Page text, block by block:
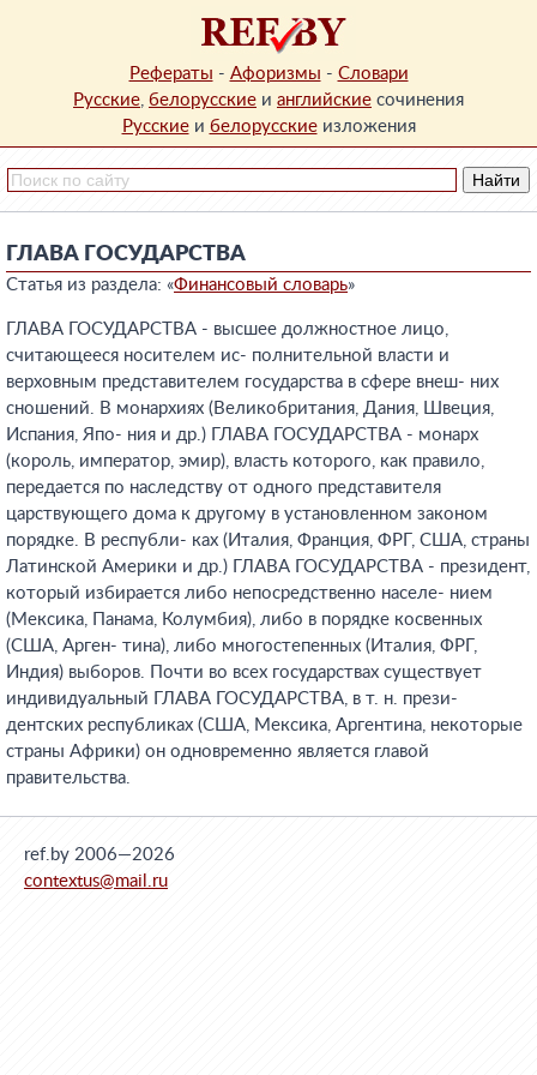
Рефераты - Афоризмы - Словари
Русские, белорусские и английские сочинения
Русскиеи белорусскиеизложения
ГЛАВА ГОСУДАРСТВА
Статья из раздела: «Финансовый словарь»
ГЛАВА ГОСУДАРСТВА - высшее должностное лицо,
считающееся носителем ис- полнительной власти и
верховным представителем государства в сфере внеш- них
сношений. В монархиях (Великобритания, Дания, Швеция,
Испания, Япо- ния и др.) ГЛАВА ГОСУДАРСТВА - монарх
(король, император, эмир), власть которого, как правило,
передается по наследству от одного представителя
царствующего дома к другому в установленном законом
порядке. В республи- ках (Италия, Франция, ФРГ, США, страны
Латинской Америки и др.) ГЛАВА ГОСУДАРСТВА - президент,
который избирается либо непосредственно населе- нием
(Мексика, Панама, Колумбия), либо в порядке косвенных
(США, Арген- тина), либо многостепенных (Италия, ФРГ,
Индия) выборов. Почти во всех государствах существует
индивидуальный ГЛАВА ГОСУДАРСТВА, в т. н. прези-
дентских республиках (США, Мексика, Аргентина, некоторые
страны Африки) он одновременно является главой
правительства.
ref.by 2006—2026
contextus@mail.ru